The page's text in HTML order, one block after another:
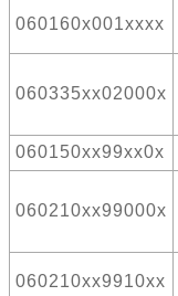
060160x001xxxx
060335xx02000x
060150xx99xx0x
060210xx99000x
060210xx9910xx